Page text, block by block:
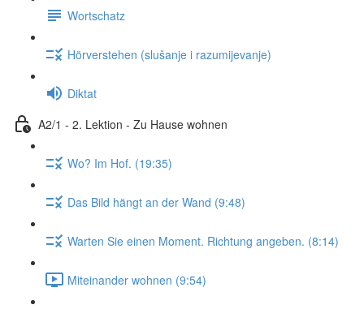
Wortschatz
Hörverstehen (slušanje i razumijevanje)
Diktat
A2/1 - 2. Lektion - Zu Hause wohnen
Wo? Im Hof. (19:35)
Das Bild hängt an der Wand (9:48)
Warten Sie einen Moment. Richtung angeben. (8:14)
Miteinander wohnen (9:54)